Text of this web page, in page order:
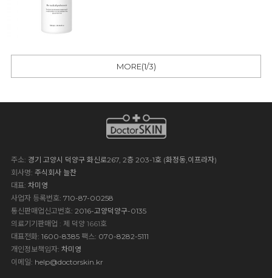
MORE(1/3)
주소: 경기 고양시 덕양구 화신로267, 2층 203-1호 (화정동,이프라자)
회사명: 주식회사 늘찬
대표: 차미영
사업자 등록번호: 710-87-00258
통신판매업신고번호: 2016-고양덕양구-0135
의료기기판매업 : 제 덕양 1661호
대표전화: 1600-8385 팩스: 070-8282-5111
개인정보책임자: 차미영
이메일: help@doctorskin.kr